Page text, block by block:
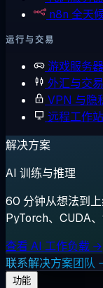
n8n 全天
运行与交易
游戏服务器
外汇与交易
VPN 与隐
远程工作站
解决方案
AI 训练与推理
60 分钟从想法到
PyTorch、CUDA
查看 AI 工作负载 →
联系解决方案团队